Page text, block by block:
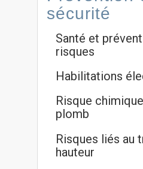
sécurité
Santé et
risques
Habilitations
Risque
plomb
Risques liés au
hauteur